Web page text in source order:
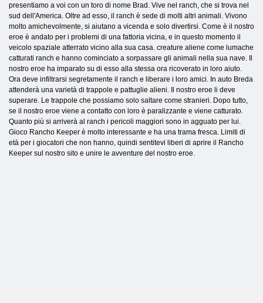
presentiamo a voi con un toro di nome Brad. Vive nel ranch, che si trova nel
sud dell'America. Oltre ad esso, il ranch è sede di molti altri animali. Vivono
molto amichevolmente, si aiutano a vicenda e solo divertirsi. Come è il nostro
eroe è andato per i problemi di una fattoria vicina, e in questo momento il
veicolo spaziale atterrato vicino alla sua casa. creature aliene come lumache
catturati ranch e hanno cominciato a sorpassare gli animali nella sua nave. Il
nostro eroe ha imparato su di esso alla stessa ora ricoverato in loro aiuto.
Ora deve infiltrarsi segretamente il ranch e liberare i loro amici. In auto Breda
attenderà una varietà di trappole e pattuglie alieni. Il nostro eroe li deve
superare. Le trappole che possiamo solo saltare come stranieri. Dopo tutto,
se il nostro eroe viene a contatto con loro è paralizzante e viene catturato.
Quanto più si arriverà al ranch i pericoli maggiori sono in agguato per lui.
Gioco Rancho Keeper è molto interessante e ha una trama fresca. Limiti di
età per i giocatori che non hanno, quindi sentitevi liberi di aprire il Rancho
Keeper sul nostro sito e unire le avventure del nostro eroe.